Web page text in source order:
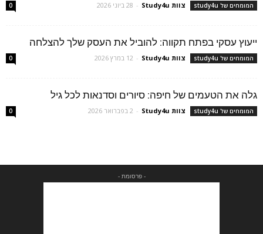
המומחים של study4u צוות Study4u - 28 ביוני 2026 0
ייעוץ עסקי בפתח תקווה: להוביל את העסק שלך להצלחה
המומחים של study4u צוות Study4u - 12 במרץ 2026 0
גלה את הטעמים של חיפה: סיורים וסדנאות לכל גיל
המומחים של study4u צוות Study4u - 2 בפברואר 2026 0
- פרסומת -